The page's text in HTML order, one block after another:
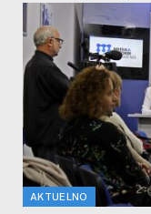
AKTUELNO